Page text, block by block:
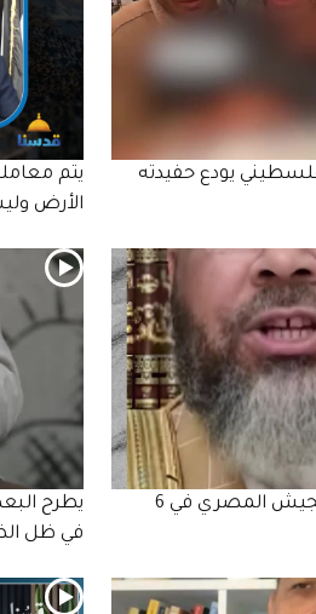
يودع حفيدته
يتم
الأرض
وكأن 7 أكتوبر أكمل انتصار الجيش المصري في 6
يطرح
في ظل